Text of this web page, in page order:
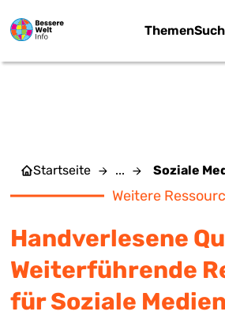
Themen
Startseite ... Soziale
Weitere
Handverlesene
Weiterführende
für Soziale Medien